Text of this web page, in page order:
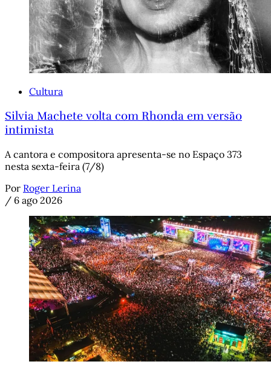
Cultura
Silvia Machete volta com Rhonda em versão
intimista
A cantora e compositora apresenta-se no Espaço 373
nesta sexta-feira (7/8)
Por Roger Lerina
/ 6 ago 2026